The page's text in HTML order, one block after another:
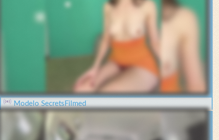
Modelo SecretsFilmed